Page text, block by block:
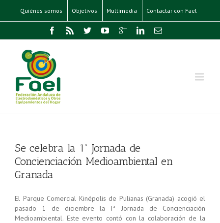
Quiénes somos Objetivos Multimedia Contactar con Fael
Se celebra la 1ª Jornada de
Concienciación Medioambiental en
Granada
El Parque Comercial Kinépolis de Pulianas (Granada) acogió el
pasado 1 de diciembre la Iª Jornada de Concienciación
Medioambiental. Este evento contó con la colaboración de la